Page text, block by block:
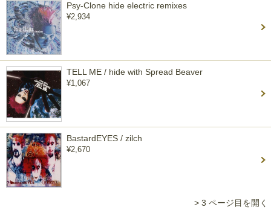
Psy-Clone hide electric remixes
¥2,934
TELL ME / hide with Spread Beaver
¥1,067
BastardEYES / zilch
¥2,670
> 3 ページ目を開く